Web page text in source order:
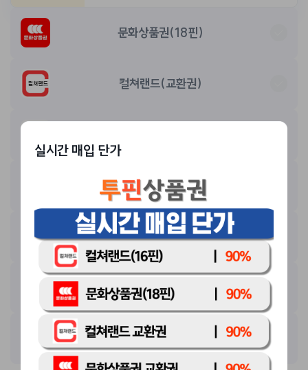
문화상품권(18핀)
컬쳐랜드(교환권)
틴캐시 교환권
북앤라이프 도서문화상품권
구글 기프트카드 교환권
롯데 모바일 교환권
실시간 매입 단가